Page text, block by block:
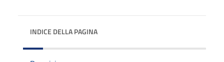
INDICE DELLA PAGINA